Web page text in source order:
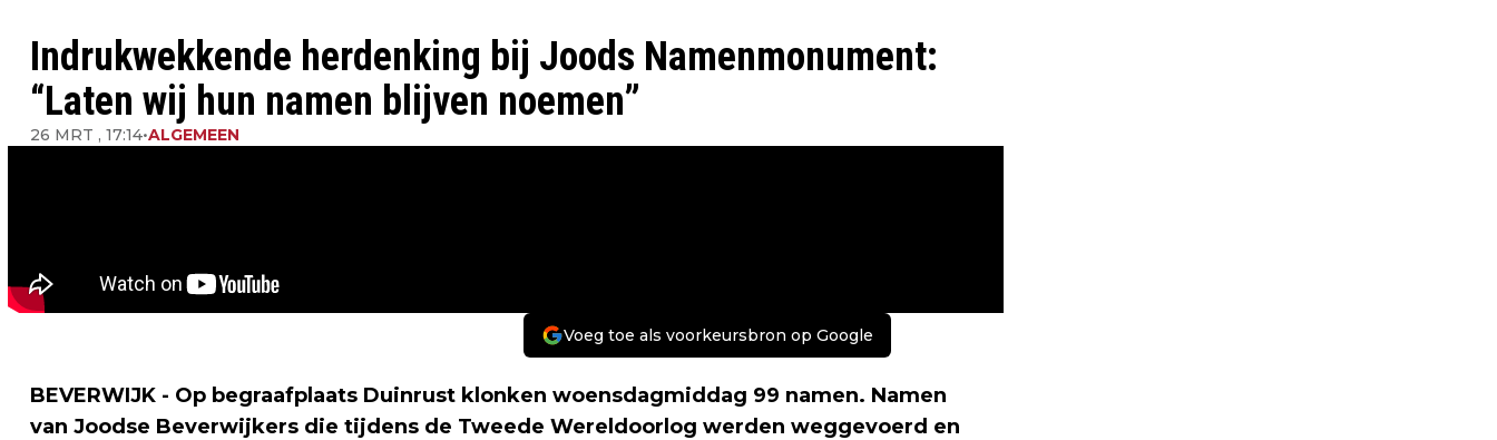
Indrukwekkende herdenking bij Joods Namenmonument:
“Laten wij hun namen blijven noemen”
26 MRT , 17:14•ALGEMEEN
Voeg toe als voorkeursbron op Google
BEVERWIJK - Op begraafplaats Duinrust klonken woensdagmiddag 99 namen. Namen
van Joodse Beverwijkers die tijdens de Tweede Wereldoorlog werden weggevoerd en